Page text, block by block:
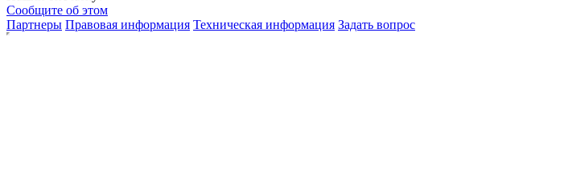
Сообщите об этом
Партнеры Правовая информация Техническая информация Задать вопрос